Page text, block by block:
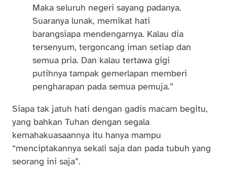
Maka seluruh negeri sayang padanya.
Suaranya lunak, memikat hati
barangsiapa mendengarnya. Kalau dia
tersenyum, tergoncang iman setiap dan
semua pria. Dan kalau tertawa gigi
putihnya tampak gemerlapan memberi
pengharapan pada semua pemuja.”
Siapa tak jatuh hati dengan gadis macam begitu,
yang bahkan Tuhan dengan segala
kemahakuasaannya itu hanya mampu
“menciptakannya sekali saja dan pada tubuh yang
seorang ini saja”.